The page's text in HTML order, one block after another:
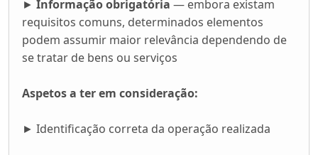
► Informação obrigatória — embora existam
requisitos comuns, determinados elementos
podem assumir maior relevância dependendo de
se tratar de bens ou serviços
Aspetos a ter em consideração:
► Identificação correta da operação realizada